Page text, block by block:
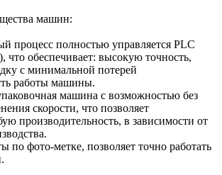
машин:
процесс полностью управляется PLC
что обеспечивает: высокую точность,
с минимальной потерей
работы машины.
машина с возможностью без
скорости, что позволяет
производительность, в зависимости от
по фото-метке, позволяет точно работать